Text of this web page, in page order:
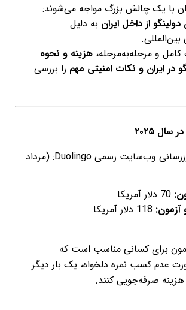
با یک چالش بزرگ مواجه می‌شوند:
از داخل ایران به دلیل
و مرحله‌به‌مرحله، هزینه و نحوه
در ایران و نکات امنیتی مهم را بررسی
۲۰۲۵
بر اساس آخرین به‌روزرسانی وب‌سایت رسمی Duolingo: (مرداد
70 دلار آمریکا
آزمون: 118 دلار آمریکا
برای کسانی مناسب است که
عدم کسب نمره دلخواه، یک بار دیگر
صرفه‌جویی کنند.